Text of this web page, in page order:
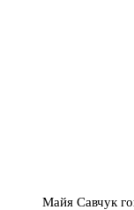
Майя Савчук